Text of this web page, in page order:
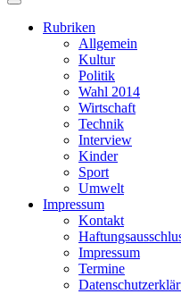
Suchfeld
ein-/ausblenden
Rubriken
Allgemein
Kultur
Politik
Wahl 2014
Wirtschaft
Technik
Interview
Kinder
Sport
Umwelt
Impressum
Kontakt
Impressum
Termine